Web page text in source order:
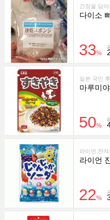
간장을 담아
다이소
33%
일본 국민
마루미
50%
라이언 쟌
라이언
22%